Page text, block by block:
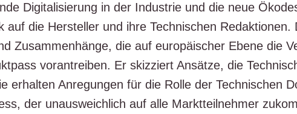
Digi­ta­li­sie­rung in der Indus­trie und die neue
auf die Her­stel­ler und ihre Tech­ni­schen
Zusam­men­hän­ge, die auf euro­päi­scher Ebe­ne die
vor­an­trei­ben. Er skiz­ziert Ansät­ze, die
erhal­ten Anre­gun­gen für die Rol­le der Tech­ni­schen
der unaus­weich­lich auf alle Markt­teil­neh­mer